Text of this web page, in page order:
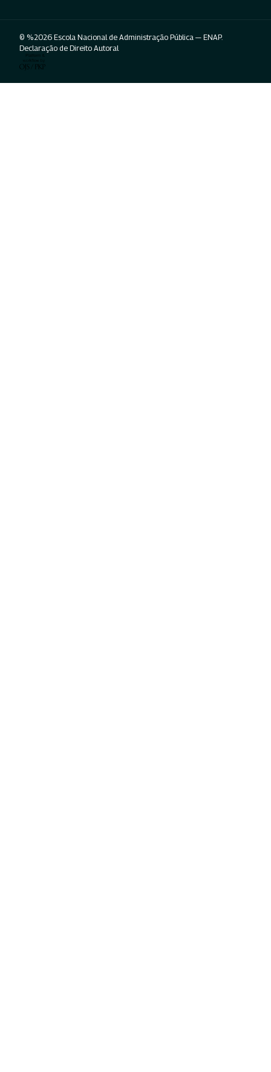
© %2026 Escola Nacional de Administração Pública — ENAP.
Declaração de Direito Autoral